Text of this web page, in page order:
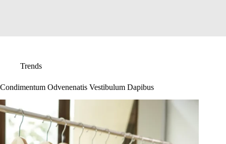
Trends
Condimentum Odvenenatis Vestibulum Dapibus